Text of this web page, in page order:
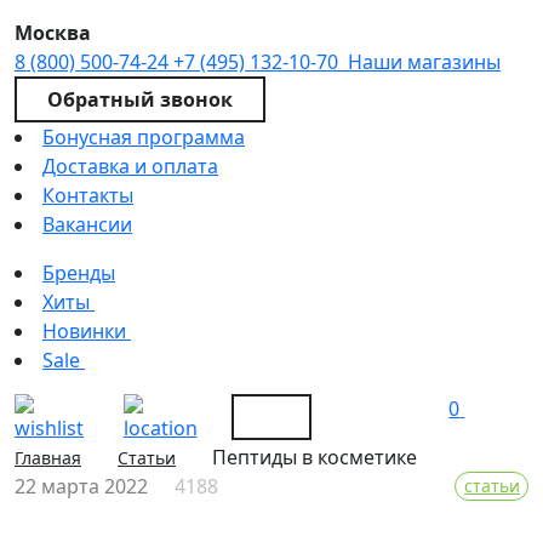
Москва
8 (800) 500-74-24+7 (495) 132-10-70 Наши магазины
Обратный звонок
Бонусная программа
Доставка и оплата
Контакты
Вакансии
Бренды
Хиты
Новинки
Sale
0
Главная Статьи
Пептиды в косметике
22 марта 2022
4188 статьи